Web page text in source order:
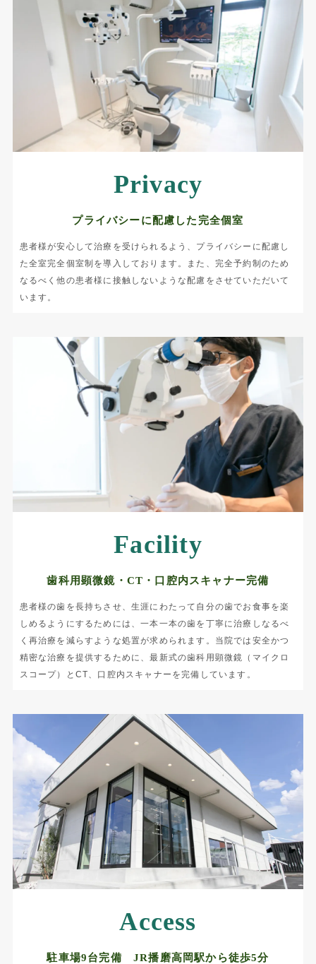
Privacy
プライバシーに配慮した完全個室
患者様が安心して治療を受けられるよう、プライバシーに配慮し
た全室完全個室制を導入しております。また、完全予約制のため
なるべく他の患者様に接触しないような配慮をさせていただいて
います。
Facility
歯科用顕微鏡・CT・口腔内スキャナー完備
患者様の歯を長持ちさせ、生涯にわたって自分の歯でお食事を楽
しめるようにするためには、一本一本の歯を丁寧に治療しなるべ
く再治療を減らすような処置が求められます。当院では 安全かつ
精密な治療を提供するために 、最新式の歯科用顕微鏡（マイクロ
スコープ）とCT、口腔内スキャナーを完備しています。
Access
駐車場9台完備 JR播磨高岡駅から徒歩5分